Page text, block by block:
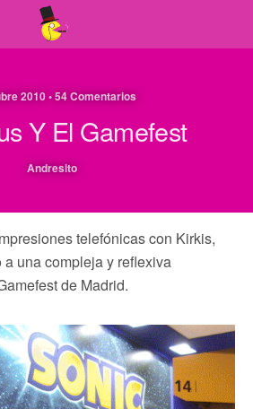
2010 • 54 Comentarios
Y El Gamefest
Andresito
telefónicas con Kirkis,
una compleja y reflexiva
de Madrid.